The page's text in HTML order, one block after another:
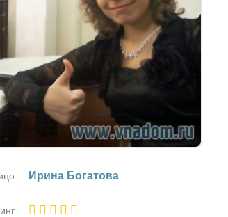
Ири­на Бо­га­то­ва